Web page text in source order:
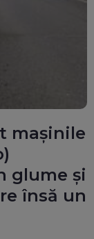
mașinile
glume și
însă un